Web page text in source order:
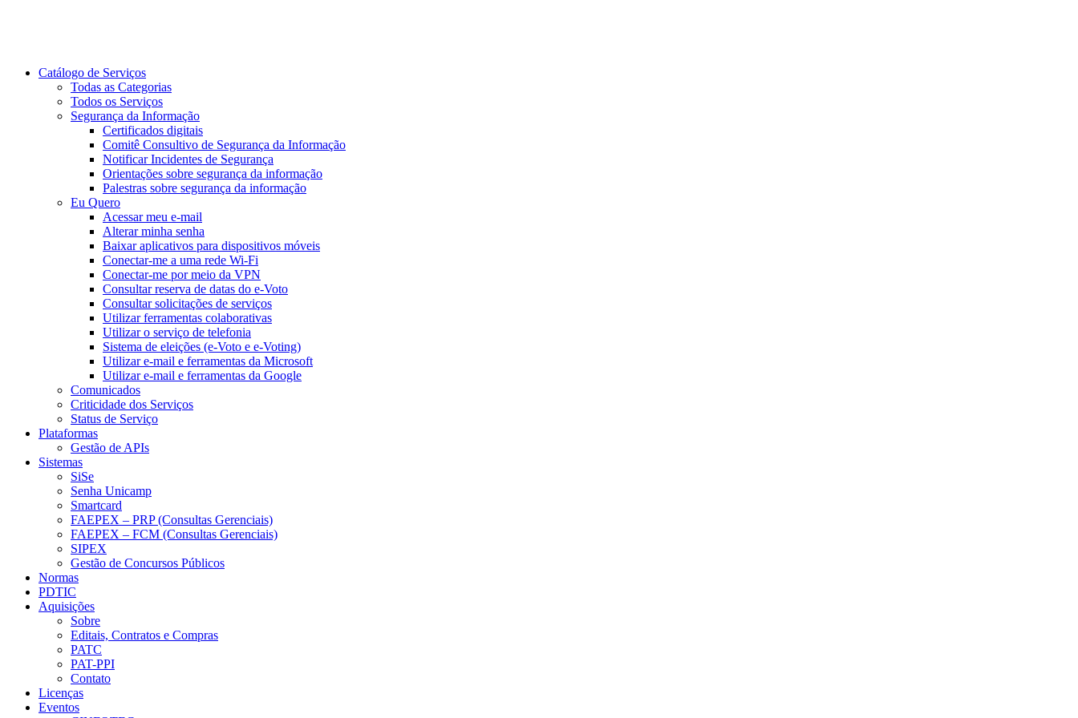
Catálogo de Serviços
Todas as Categorias
Todos os Serviços
Segurança da Informação
Certificados digitais
Comitê Consultivo de Segurança da Informação
Notificar Incidentes de Segurança
Orientações sobre segurança da informação
Palestras sobre segurança da informação
Eu Quero
Acessar meu e-mail
Alterar minha senha
Baixar aplicativos para dispositivos móveis
Conectar-me a uma rede Wi-Fi
Conectar-me por meio da VPN
Consultar reserva de datas do e-Voto
Consultar solicitações de serviços
Utilizar ferramentas colaborativas
Utilizar o serviço de telefonia
Sistema de eleições (e-Voto e e-Voting)
Utilizar e-mail e ferramentas da Microsoft
Utilizar e-mail e ferramentas da Google
Comunicados
Criticidade dos Serviços
Status de Serviço
Plataformas
Gestão de APIs
Sistemas
SiSe
Senha Unicamp
Smartcard
FAEPEX – PRP (Consultas Gerenciais)
FAEPEX – FCM (Consultas Gerenciais)
SIPEX
Gestão de Concursos Públicos
Normas
PDTIC
Aquisições
Sobre
Editais, Contratos e Compras
PATC
PAT-PPI
Contato
Licenças
Eventos